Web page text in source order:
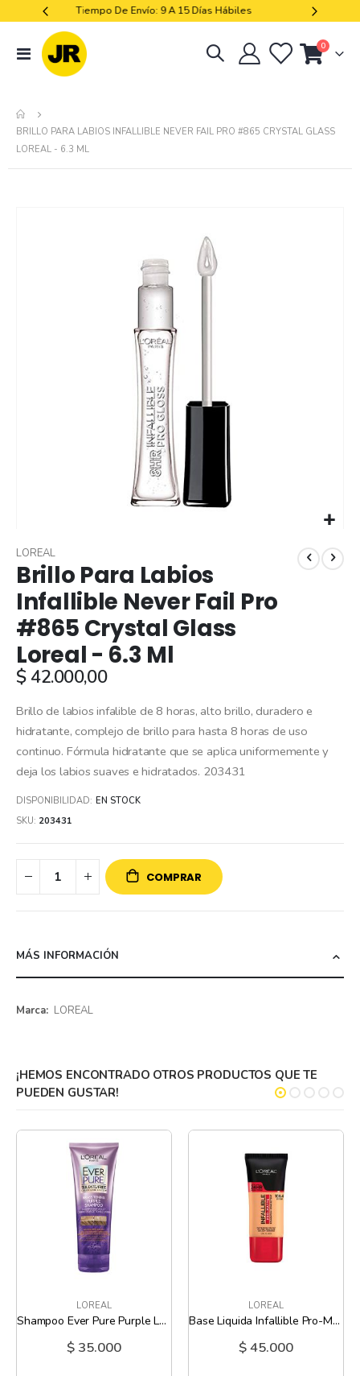
Libres De Iva
navegación
Cart
0artículos
BRILLO PARA LABIOS INFALLIBLE NEVER FAIL PRO #865 CRYSTAL GLASS
LOREAL - 6.3 ML
to
the
beginning
the
images
gallery
Brillo Para Labios
Infallible Never Fail Pro
#865 Crystal Glass
Loreal - 6.3 Ml
LOREAL
$ 42.000,00
Brillo de labios infalible de 8 horas, alto brillo, duradero e
hidratante, complejo de brillo para hasta 8 horas de uso
continuo. Fórmula hidratante que se aplica uniformemente y
deja los labios suaves e hidratados. 203431
DISPONIBILIDAD: EN STOCK
SKU 203431
COMPRAR
MÁS INFORMACIÓN
Más
LOREAL
¡HEMOS ENCONTRADO OTROS PRODUCTOS QUE TE
PUEDEN GUSTAR!
LOREAL
Shampoo Ever Pure Purple Loreal - 6.8 Oz
$ 35.000
LOREAL
Base Liquida Infallible Pro-Matte 108.4 Golden Sun loreal - 30 Ml
$ 45.000